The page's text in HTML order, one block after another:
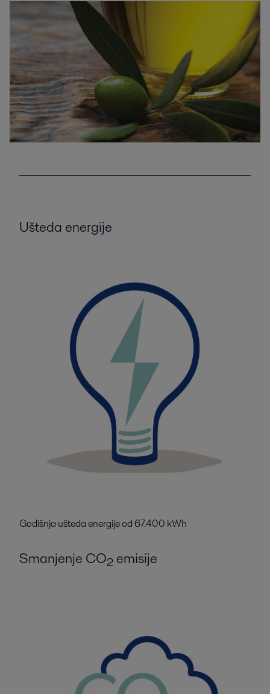
Ušteda energije
Godišnja ušteda energije od 67.400 kWh
Smanjenje CO2 emisije